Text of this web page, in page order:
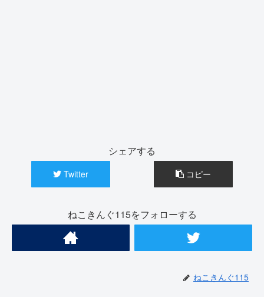
シェアする
Twitter コピー
ねこきんぐ115をフォローする
ねこきんぐ115